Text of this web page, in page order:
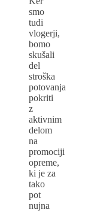
smo
tudi
vlogerji,
bomo
skušali
del
stroška
potovanja
pokriti
z
aktivnim
delom
na
promociji
opreme,
ki je za
tako
pot
nujna